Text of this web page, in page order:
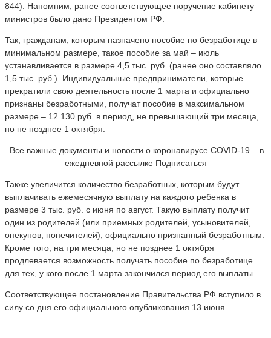
844). Напомним, ранее соответствующее поручение кабинету
министров было дано Президентом РФ.
Так, гражданам, которым назначено пособие по безработице в
минимальном размере, такое пособие за май – июль
устанавливается в размере 4,5 тыс. руб. (ранее оно составляло
1,5 тыс. руб.). Индивидуальные предприниматели, которые
прекратили свою деятельность после 1 марта и официально
признаны безработными, получат пособие в максимальном
размере – 12 130 руб. в период, не превышающий три месяца,
но не позднее 1 октября.
Все важные документы и новости о коронавирусе COVID-19 – в
ежедневной рассылке Подписаться
Также увеличится количество безработных, которым будут
выплачивать ежемесячную выплату на каждого ребенка в
размере 3 тыс. руб. с июня по август. Такую выплату получит
один из родителей (или приемных родителей, усыновителей,
опекунов, попечителей), официально признанный безработным.
Кроме того, на три месяца, но не позднее 1 октября
продлевается возможность получать пособие по безработице
для тех, у кого после 1 марта закончился период его выплаты.
Соответствующее постановление Правительства РФ вступило в
силу со дня его официального опубликования 13 июня.